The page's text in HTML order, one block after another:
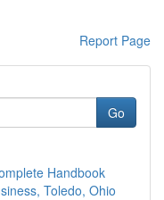
Report Page
Go
Handbook
Toledo, Ohio